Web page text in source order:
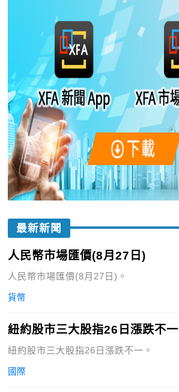
最新新聞
人民幣市場匯價(8月27日)
人民幣市場匯價(8月27日)。
貨幣
紐約股市三大股指26日漲跌不一
紐約股市三大股指26日漲跌不一。
國際